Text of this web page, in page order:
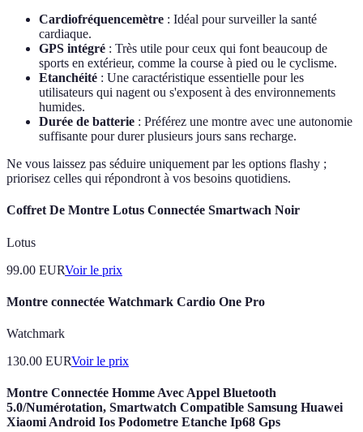
Cardiofréquencemètre : Idéal pour surveiller la santé
cardiaque.
GPS intégré : Très utile pour ceux qui font beaucoup de
sports en extérieur, comme la course à pied ou le cyclisme.
Etanchéité : Une caractéristique essentielle pour les
utilisateurs qui nagent ou s'exposent à des environnements
humides.
Durée de batterie : Préférez une montre avec une autonomie
suffisante pour durer plusieurs jours sans recharge.
Ne vous laissez pas séduire uniquement par les options flashy ;
priorisez celles qui répondront à vos besoins quotidiens.
Coffret De Montre Lotus Connectée Smartwach Noir
Lotus
99.00 EURVoir le prix
Montre connectée Watchmark Cardio One Pro
Watchmark
130.00 EURVoir le prix
Montre Connectée Homme Avec Appel Bluetooth
5.0/Numérotation, Smartwatch Compatible Samsung Huawei
Xiaomi Android Ios Podometre Etanche Ip68 Gps